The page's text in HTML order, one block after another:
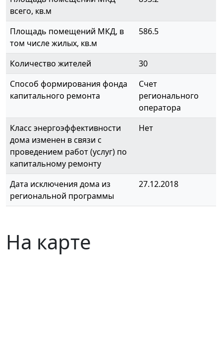
всего, кв.м
Площадь помещений МКД, в
том числе жилых, кв.м
586.5
Количество жителей
30
Способ формирования фонда
капитального ремонта
Счет
регионального
оператора
Класс энергоэффективности
дома изменен в связи с
проведением работ (услуг) по
капитальному ремонту
Нет
Дата исключения дома из
региональной программы
27.12.2018
На карте